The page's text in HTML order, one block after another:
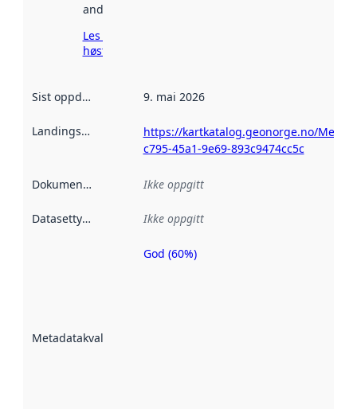
andre steder.
Les mer om
høsting her
Sist oppdatert 9. mai 2026
Landingsside
https://kartkatalog.geonorge.no/
c795-45a1-9e69-893c9474cc5c
Dokumentasjon Ikke oppgitt
Datasettype Ikke oppgitt
Metadatakvalitet
Metadatakvalitet
God (60%)